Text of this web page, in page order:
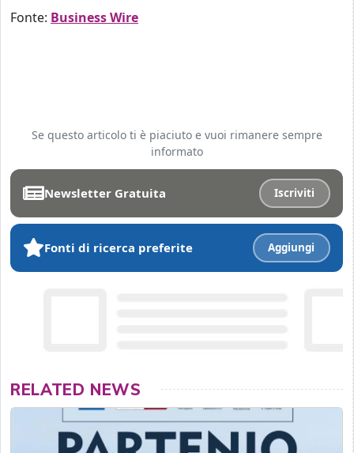
Fonte: Business Wire
Se questo articolo ti è piaciuto e vuoi rimanere sempre
informato
Newsletter Gratuita Iscriviti
Fonti di ricerca preferite Aggiungi
RELATED NEWS